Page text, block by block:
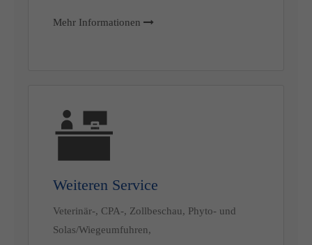
Mehr Informationen
Weiteren Service
Veterinär-, CPA-, Zollbeschau, Phyto- und
Solas/Wiegeumfuhren,